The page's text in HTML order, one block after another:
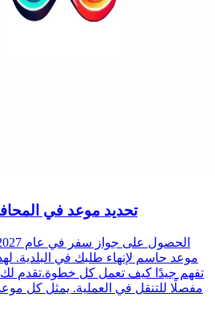
تحديد موعد في
موعد حاسم لإنهاء طلبك في البلدية.
تفهم جيدًا كيف تعمل كل خطوة.تقدم لك
مفصلًا للتنقل في العملية. يمثل كل